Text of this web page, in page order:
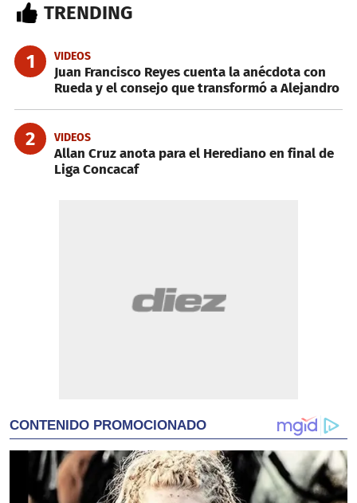
TRENDING
1 VIDEOS
Juan Francisco Reyes cuenta la anécdota con
Rueda y el consejo que transformó a Alejandro
2 VIDEOS
Allan Cruz anota para el Herediano en final de
Liga Concacaf